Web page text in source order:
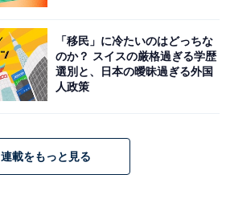
「移民」に冷たいのはどっちな
のか？ スイスの厳格過ぎる学歴
選別と、日本の曖昧過ぎる外国
人政策
連載をもっと見る